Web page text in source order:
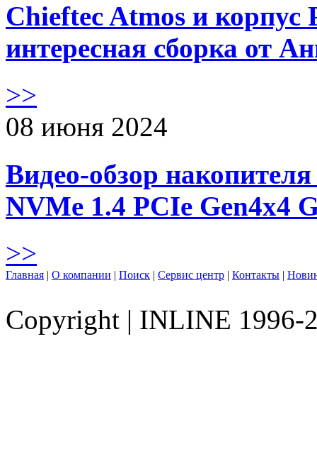
Chieftec Atmos и корпус
интересная сборка от
>>
08 июня 2024
Видео-обзор
NVMe 1.4 PCIe Gen4х4
>>
Главная | О компании | Поиск | Сервис центр | Контакты |
Copyright | INLINE 1996-